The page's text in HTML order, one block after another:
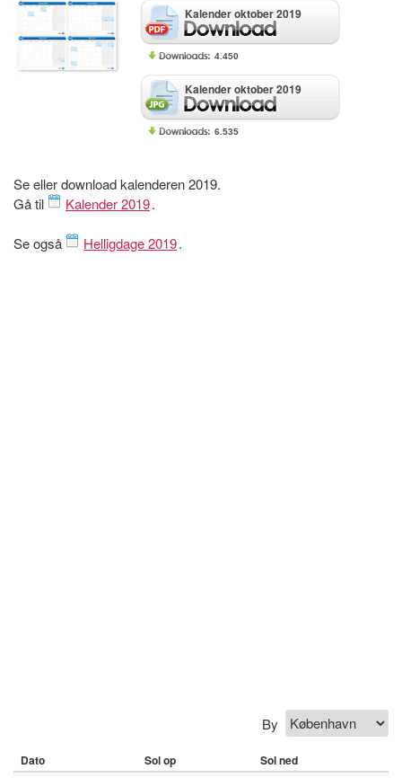
Kalender oktober 2019
4.450
Kalender oktober 2019
6.535
Se eller download kalenderen 2019.
Gå til
Kalender 2019.
Se også Helligdage 2019.
By
Dato Sol op Sol ned